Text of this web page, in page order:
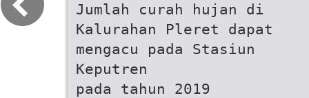
Jumlah curah hujan di
Kalurahan Pleret dapat
mengacu pada Stasiun
Keputren
pada tahun 2019